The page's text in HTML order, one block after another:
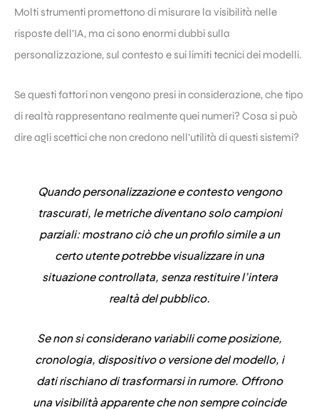
Molti strumenti promettono di misurare la visibilità nelle
risposte dell’IA, ma ci sono enormi dubbi sulla
personalizzazione, sul contesto e sui limiti tecnici dei modelli.
Se questi fattori non vengono presi in considerazione, che tipo
di realtà rappresentano realmente quei numeri? Cosa si può
dire agli scettici che non credono nell’utilità di questi sistemi?
Quando personalizzazione e contesto vengono
trascurati, le metriche diventano solo campioni
parziali: mostrano ciò che un profilo simile a un
certo utente potrebbe visualizzare in una
situazione controllata, senza restituire l’intera
realtà del pubblico.
Se non si considerano variabili come posizione,
cronologia, dispositivo o versione del modello, i
dati rischiano di trasformarsi in rumore. Offrono
una visibilità apparente che non sempre coincide